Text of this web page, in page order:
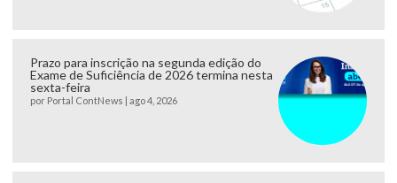
Prazo para inscrição na segunda edição do
Exame de Suficiência de 2026 termina nesta
sexta-feira
por Portal ContNews ago 4, 2026